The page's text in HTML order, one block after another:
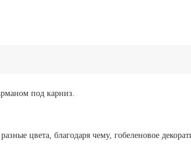
под карниз.
цвета, благодаря чему, гобеленовое